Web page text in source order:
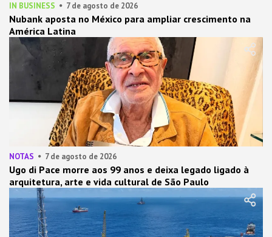
IN BUSINESS 7 de agosto de 2026
Nubank aposta no México para ampliar crescimento na
América Latina
NOTAS 7 de agosto de 2026
Ugo di Pace morre aos 99 anos e deixa legado ligado à
arquitetura, arte e vida cultural de São Paulo